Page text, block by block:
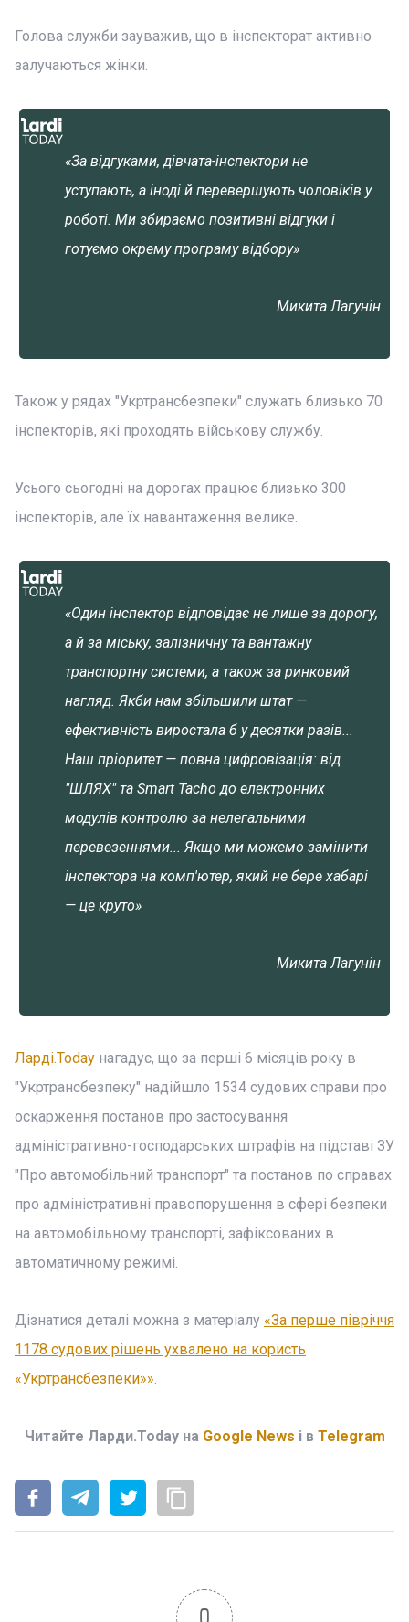
Голова служби зауважив, що в інспекторат активно
залучаються жінки.
«За відгуками, дівчата-інспектори не
уступають, а іноді й перевершують чоловіків у
роботі. Ми збираємо позитивні відгуки і
готуємо окрему програму відбору»
Микита Лагунін
Також у рядах "Укртрансбезпеки" служать близько 70
інспекторів, які проходять військову службу.
Усього сьогодні на дорогах працює близько 300
інспекторів, але їх навантаження велике.
«Один інспектор відповідає не лише за дорогу,
а й за міську, залізничну та вантажну
транспортну системи, а також за ринковий
нагляд. Якби нам збільшили штат —
ефективність виростала б у десятки разів...
Наш пріоритет — повна цифровізація: від
"ШЛЯХ" та Smart Tacho до електронних
модулів контролю за нелегальними
перевезеннями... Якщо ми можемо замінити
інспектора на комп'ютер, який не бере хабарі
— це круто»
Микита Лагунін
Ларді.Today нагадує, що за перші 6 місяців року в
"Укртрансбезпеку" надійшло 1534 судових справи про
оскарження постанов про застосування
адміністративно-господарських штрафів на підставі ЗУ
"Про автомобільний транспорт" та постанов по справах
про адміністративні правопорушення в сфері безпеки
на автомобільному транспорті, зафіксованих в
автоматичному режимі.
Дізнатися деталі можна з матеріалу «За перше півріччя
1178 судових рішень ухвалено на користь
«Укртрансбезпеки»».
Читайте Ларди.Today на Google News і в Telegram